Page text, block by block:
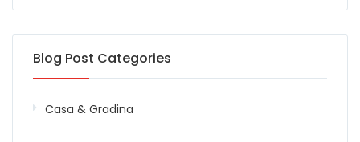
Blog Post Categories
Casa & Gradina